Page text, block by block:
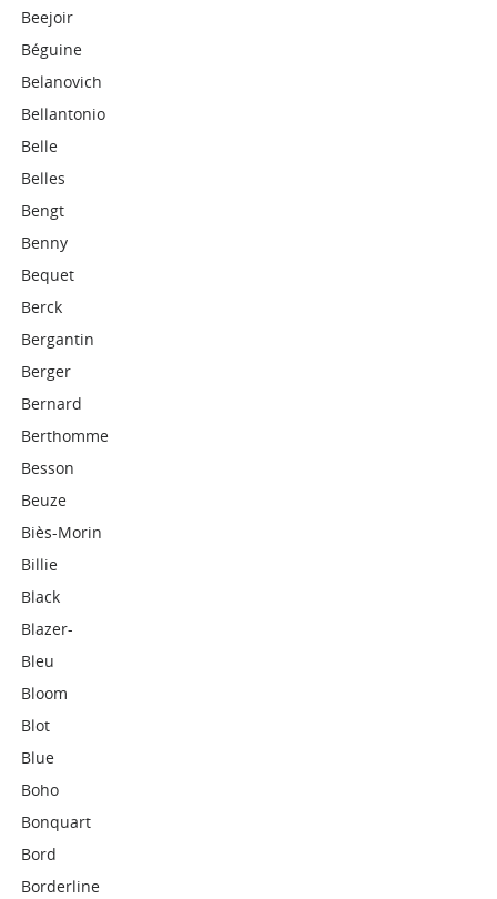
Beejoir
Béguine
Belanovich
Bellantonio
Belle
Belles
Bengt
Benny
Bequet
Berck
Bergantin
Berger
Bernard
Berthomme
Besson
Beuze
Biès-Morin
Billie
Black
Blazer-
Bleu
Bloom
Blot
Blue
Boho
Bonquart
Bord
Borderline